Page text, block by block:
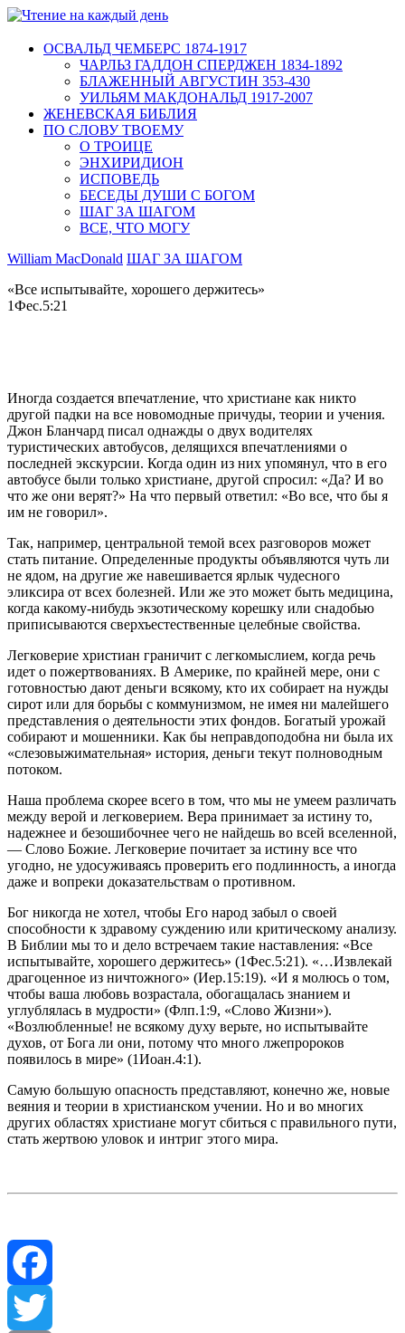
ОСВАЛЬД ЧЕМБЕРС 1874-1917
ЧАРЛЬЗ ГАДДОН СПЕРДЖЕН 1834-1892
БЛАЖЕННЫЙ АВГУСТИН 353-430
УИЛЬЯМ МАКДОНАЛЬД 1917-2007
ЖЕНЕВСКАЯ БИБЛИЯ
ПО СЛОВУ ТВОЕМУ
О ТРОИЦЕ
ЭНХИРИДИОН
ИСПОВЕДЬ
БЕСЕДЫ ДУШИ С БОГОМ
ШАГ ЗА ШАГОМ
ВСЕ, ЧТО МОГУ
William MacDonald ШАГ ЗА ШАГОМ
«Все испытывайте, хорошего держитесь»
1Фес.5:21
Иногда создается впечатление, что христиане как никто
другой падки на все новомодные причуды, теории и учения.
Джон Бланчард писал однажды о двух водителях
туристических автобусов, делящихся впечатлениями о
последней экскурсии. Когда один из них упомянул, что в его
автобусе были только христиане, другой спросил: «Да? И во
что же они верят?» На что первый ответил: «Во все, что бы я
им не говорил».
Так, например, центральной темой всех разговоров может
стать питание. Определенные продукты объявляются чуть ли
не ядом, на другие же навешивается ярлык чудесного
эликсира от всех болезней. Или же это может быть медицина,
когда какому-нибудь экзотическому корешку или снадобью
приписываются сверхъестественные целебные свойства.
Легковерие христиан граничит с легкомыслием, когда речь
идет о пожертвованиях. В Америке, по крайней мере, они с
готовностью дают деньги всякому, кто их собирает на нужды
сирот или для борьбы с коммунизмом, не имея ни малейшего
представления о деятельности этих фондов. Богатый урожай
собирают и мошенники. Как бы неправдоподобна ни была их
«слезовыжимательная» история, деньги текут полноводным
потоком.
Наша проблема скорее всего в том, что мы не умеем различать
между верой и легковерием. Вера принимает за истину то,
надежнее и безошибочнее чего не найдешь во всей вселенной,
— Слово Божие. Легковерие почитает за истину все что
угодно, не удосуживаясь проверить его подлинность, а иногда
даже и вопреки доказательствам о противном.
Бог никогда не хотел, чтобы Его народ забыл о своей
способности к здравому суждению или критическому анализу.
В Библии мы то и дело встречаем такие наставления: «Все
испытывайте, хорошего держитесь» (1Фес.5:21). «…Извлекай
драгоценное из ничтожного» (Иер.15:19). «И я молюсь о том,
чтобы ваша любовь возрастала, обогащалась знанием и
углублялась в мудрости» (Флп.1:9, «Слово Жизни»).
«Возлюбленные! не всякому духу верьте, но испытывайте
духов, от Бога ли они, потому что много лжепророков
появилось в мире» (1Иоан.4:1).
Самую большую опасность представляют, конечно же, новые
веяния и теории в христианском учении. Но и во многих
других областях христиане могут сбиться с правильного пути,
стать жертвою уловок и интриг этого мира.
Facebook